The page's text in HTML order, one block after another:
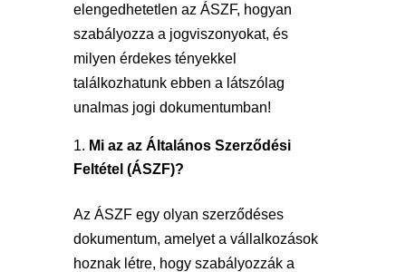
elengedhetetlen az ÁSZF, hogyan
szabályozza a jogviszonyokat, és
milyen érdekes tényekkel
találkozhatunk ebben a látszólag
unalmas jogi dokumentumban!
Mi az az Általános Szerződési
Feltétel (ÁSZF)?
Az ÁSZF egy olyan szerződéses
dokumentum, amelyet a vállalkozások
hoznak létre, hogy szabályozzák a